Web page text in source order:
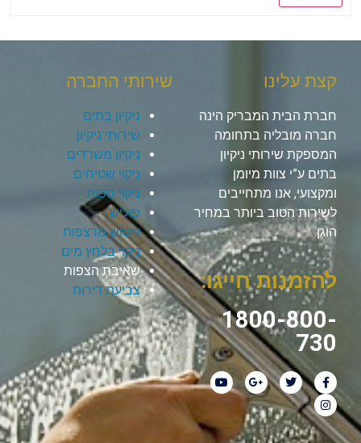
קצת עלינו
חברת הבית המבריק הינה
חברה מובליה בתחומה
המספקת שירותי ניקיון
בתים ע”י צוות מיומן
ומקצועי, אנו מתחייבים
לשירות הטוב ביותר במחיר
הוגן.
להזמנות חייגו:
1800-800-
730
שירותי החברה
ניקיון בתים
שירותי ניקיון
ניקיון משרדים
ניקוי שטיחים
ניקוי ספות
פוליש
ליטוש מרצפות
ניקוי בלחץ מים
שאיבת הצפות
צביעת דירות